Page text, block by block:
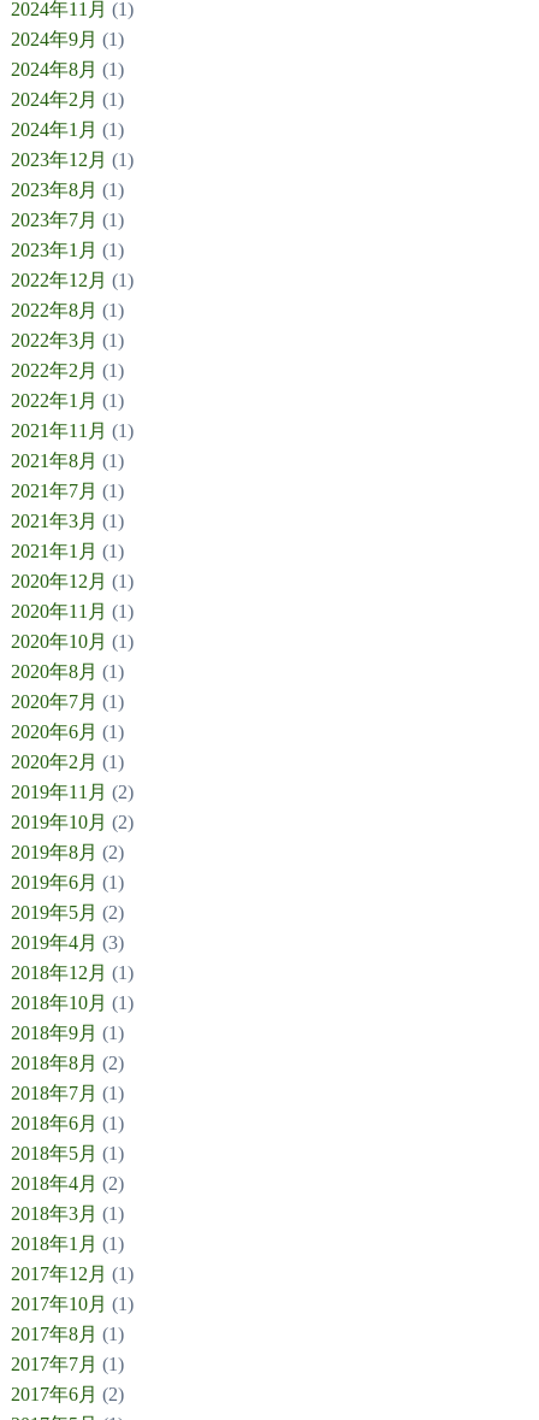
2024年11月 (1)
2024年9月 (1)
2024年8月 (1)
2024年2月 (1)
2024年1月 (1)
2023年12月 (1)
2023年8月 (1)
2023年7月 (1)
2023年1月 (1)
2022年12月 (1)
2022年8月 (1)
2022年3月 (1)
2022年2月 (1)
2022年1月 (1)
2021年11月 (1)
2021年8月 (1)
2021年7月 (1)
2021年3月 (1)
2021年1月 (1)
2020年12月 (1)
2020年11月 (1)
2020年10月 (1)
2020年8月 (1)
2020年7月 (1)
2020年6月 (1)
2020年2月 (1)
2019年11月 (2)
2019年10月 (2)
2019年8月 (2)
2019年6月 (1)
2019年5月 (2)
2019年4月 (3)
2018年12月 (1)
2018年10月 (1)
2018年9月 (1)
2018年8月 (2)
2018年7月 (1)
2018年6月 (1)
2018年5月 (1)
2018年4月 (2)
2018年3月 (1)
2018年1月 (1)
2017年12月 (1)
2017年10月 (1)
2017年8月 (1)
2017年7月 (1)
2017年6月 (2)